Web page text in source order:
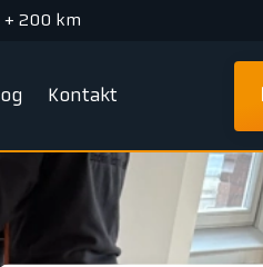
+ 200 km
Kontakt